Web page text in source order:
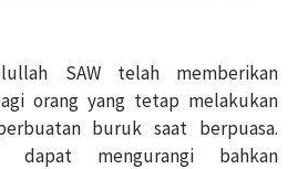
SAW telah memberikan
orang yang tetap melakukan
buruk saat berpuasa.
dapat mengurangi bahkan